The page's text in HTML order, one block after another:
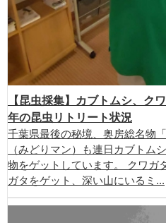
【昆虫採集】カブトムシ、ク
年の昆虫リトリート状況
千葉県最後の秘境、奥房総名物
（みどりマン）も連日カブトム
物をゲットしています。 クワガ
ガタをゲット、深い山にいるミ...